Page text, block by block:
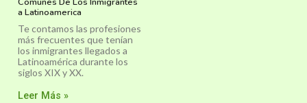
a Latinoamerica
Te contamos las profesiones
más frecuentes que tenían
los inmigrantes llegados a
Latinoamérica durante los
siglos XIX y XX.
Leer Más »